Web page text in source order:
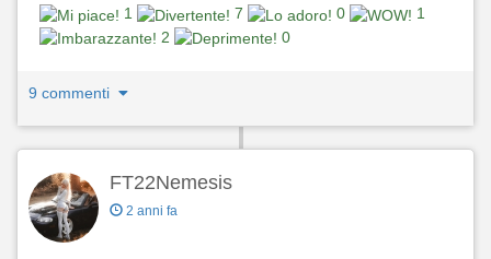
1 7 0
1
2
0
9 commenti
FT22Nemesis
2 anni fa